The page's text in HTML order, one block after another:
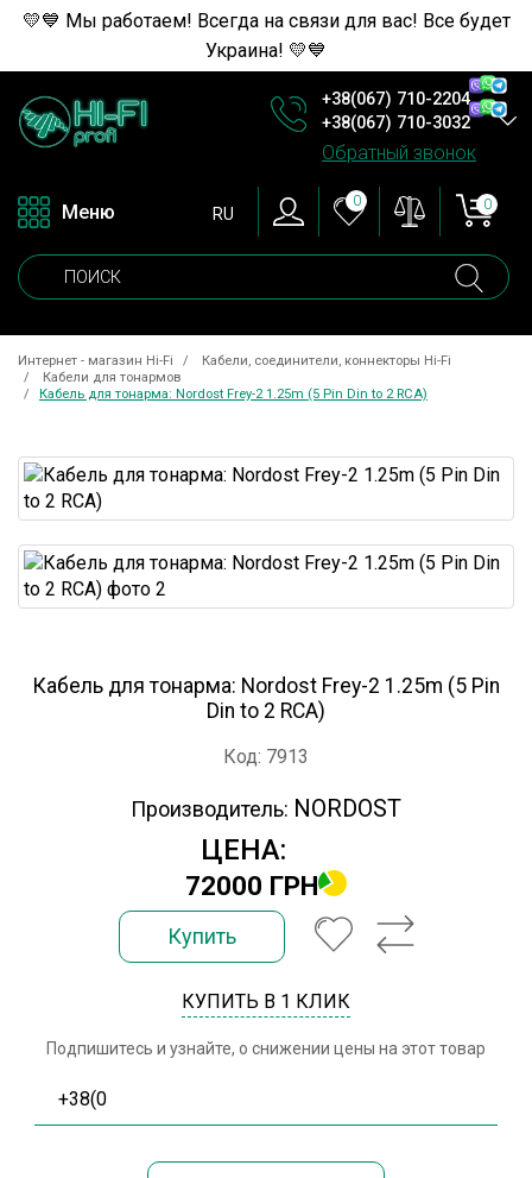
💛💙 Мы работаем! Всегда на связи для вас! Все будет
Украина! 💛💙
+38(067) 710-2204
+38(067) 710-3032
Обратный звонок
Меню RU
0 0
Интернет - магазин Hi-Fi
Кабели, соединители, коннекторы Hi-Fi
Кабели для тонармов
Кабель для тонарма: Nordost Frey-2 1.25m (5 Pin Din to 2 RCA)
Кабель для тонарма: Nordost Frey-2 1.25m (5 Pin
Din to 2 RCA)
Код: 7913
Производитель: NORDOST
ЦЕНА:
72000 ГРН
Купить
КУПИТЬ В 1 КЛИК
Подпишитесь и узнайте, о снижении цены на этот товар